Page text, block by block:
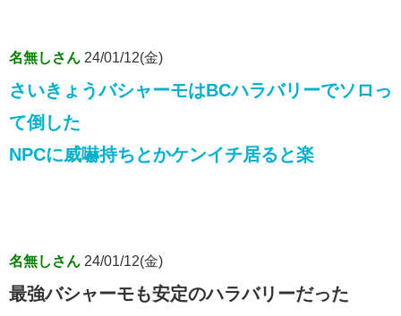
名無しさん 24/01/12(金)
さいきょうバシャーモはBCハラバリーでソロっ
て倒した
NPCに威嚇持ちとかケンイチ居ると楽
名無しさん 24/01/12(金)
最強バシャーモも安定のハラバリーだった